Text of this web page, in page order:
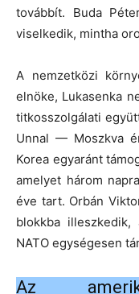
továbbít. Buda
viselkedik, mintha
A nemzetközi
elnöke, Lukasenka
titkosszolgálati
Unnal — Moszkva
Korea egyaránt
amelyet három
éve tart. Orbán
blokkba
NATO egységesen
Az